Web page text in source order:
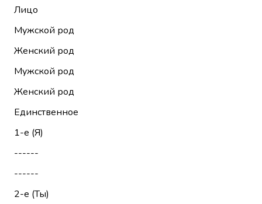
Лицо
Мужской род
Женский род
Мужской род
Женский род
Единственное
1-е (Я)
------
------
2-е (Ты)